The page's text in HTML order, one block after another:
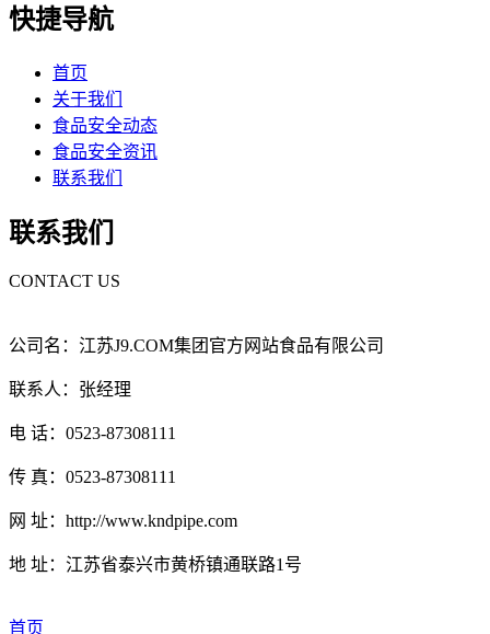
快捷导航
首页
关于我们
食品安全动态
食品安全资讯
联系我们
联系我们
CONTACT US
公司名：江苏J9.COM集团官方网站食品有限公司
联系人：张经理
电 话：0523-87308111
传 真：0523-87308111
网 址：http://www.kndpipe.com
地 址：江苏省泰兴市黄桥镇通联路1号
首页